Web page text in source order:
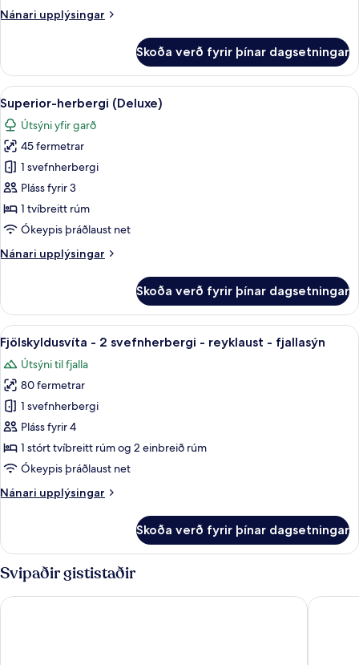
útsýni
Nánari upplýsingar
Nánari
herbergi
Skoða verð fyrir þínar dagsetningar
Skoða
allar
myndir
fyrir
Superior-
herbergi
(Deluxe)
Superior-herbergi (Deluxe) |
29
Superior-herbergi (Deluxe)
Útsýni yfir garð
45 fermetrar
1 svefnherbergi
Pláss fyrir 3
1 tvíbreitt rúm
Ókeypis þráðlaust net
Nánari upplýsingar
Nánari
herbergi
(Deluxe)
Skoða verð fyrir þínar dagsetningar
Skoða
allar
myndir
fyrir
Fjölskyldusvíta
-
2
svefnherbergi
reyklaust
Fjölskyldusvíta - 2 svefnherbergi -
4
Fjölskyldusvíta - 2 svefnherbergi - reyklaust - fjallasýn
Útsýni til fjalla
80 fermetrar
1 svefnherbergi
Pláss fyrir 4
1 stórt tvíbreitt rúm og 2 einbreið rúm
Ókeypis þráðlaust net
Nánari upplýsingar
Nánari
-
svefnherbergi
reyklaust
Skoða verð fyrir þínar dagsetningar
Svipaðir gististaðir
Plumwood Boutique Hotel W-